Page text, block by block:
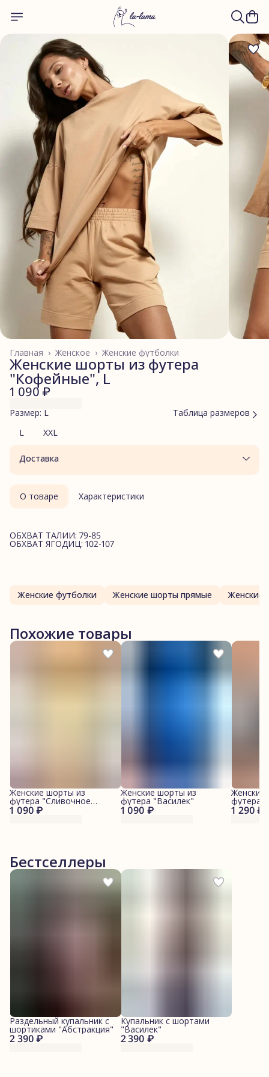
Женские футболки
Женское ›
Главная ›
Женские шорты из футера
"Кофейные", L
1 090 ₽
Размер: L
Таблица размеров
L
XXL
Доставка
О товаре Характеристики
ОБХВАТ ТАЛИИ: 79-85
ОБХВАТ ЯГОДИЦ: 102-107
Женские футболки Женские шорты прямые Женские
Похожие товары
1 090 ₽
Женские шорты из
футера "Сливочное
масло" 1 090 ₽
Женские шорты из
футера "Василек"
1 290 ₽
футера
Бестселлеры
2 390 ₽
Раздельный купальник с
шортиками "Абстракция"
2 390 ₽
Купальник с шортами
"Василек"